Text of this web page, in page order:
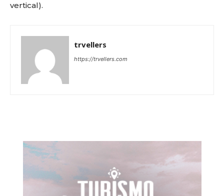
vertical).
trvellers
https://trvellers.com